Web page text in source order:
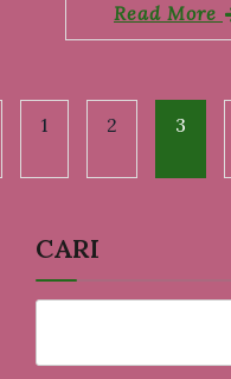
Read More
1 2 3
CARI